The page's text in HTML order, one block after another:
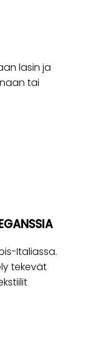
lasin ja
tai
Italiassa.
tekevät